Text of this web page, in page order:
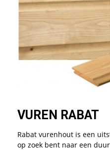
VUREN RABAT
Rabat vurenhout is een
op zoek bent naar een